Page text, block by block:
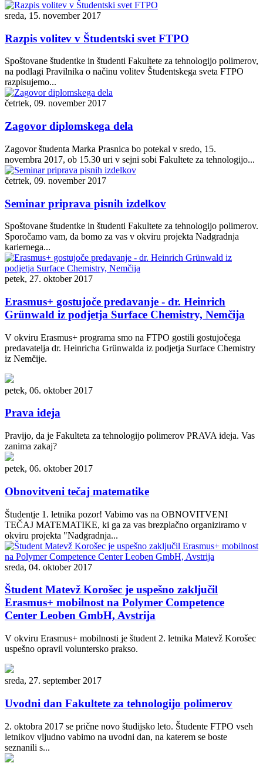
sreda, 15. november 2017
Razpis volitev v Študentski svet FTPO
Spoštovane študentke in študenti Fakultete za tehnologijo polimerov,
na podlagi Pravilnika o načinu volitev Študentskega sveta FTPO
razpisujemo...
četrtek, 09. november 2017
Zagovor diplomskega dela
Zagovor študenta Marka Prasnica bo potekal v sredo, 15.
novembra 2017, ob 15.30 uri v sejni sobi Fakultete za tehnologijo...
četrtek, 09. november 2017
Seminar priprava pisnih izdelkov
Spoštovane študentke in študenti Fakultete za tehnologijo polimerov.
Sporočamo vam, da bomo za vas v okviru projekta Nadgradnja
kariernega...
petek, 27. oktober 2017
Erasmus+ gostujoče predavanje - dr. Heinrich
Grünwald iz podjetja Surface Chemistry, Nemčija
V okviru Erasmus+ programa smo na FTPO gostili gostujočega
predavatelja dr. Heinricha Grünwalda iz podjetja Surface Chemistry
iz Nemčije.
petek, 06. oktober 2017
Prava ideja
Pravijo, da je Fakulteta za tehnologijo polimerov PRAVA ideja. Vas
zanima zakaj?
petek, 06. oktober 2017
Obnovitveni tečaj matematike
Študentje 1. letnika pozor! Vabimo vas na OBNOVITVENI
TEČAJ MATEMATIKE, ki ga za vas brezplačno organiziramo v
okviru projekta "Nadgradnja...
sreda, 04. oktober 2017
Študent Matevž Korošec je uspešno zaključil
Erasmus+ mobilnost na Polymer Competence
Center Leoben GmbH, Avstrija
V okviru Erasmus+ mobilnosti je študent 2. letnika Matevž Korošec
uspešno opravil voluntersko prakso.
sreda, 27. september 2017
Uvodni dan Fakultete za tehnologijo polimerov
2. oktobra 2017 se prične novo študijsko leto. Študente FTPO vseh
letnikov vljudno vabimo na uvodni dan, na katerem se boste
seznanili s...